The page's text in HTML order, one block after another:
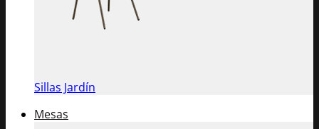
Sillas Jardín
Mesas